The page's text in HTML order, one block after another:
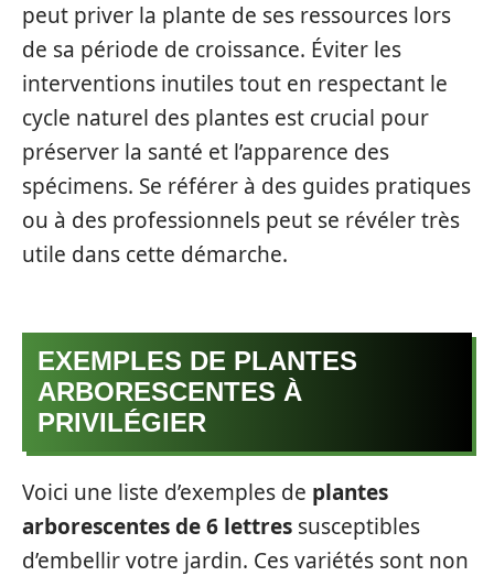
peut priver la plante de ses ressources lors
de sa période de croissance. Éviter les
interventions inutiles tout en respectant le
cycle naturel des plantes est crucial pour
préserver la santé et l’apparence des
spécimens. Se référer à des guides pratiques
ou à des professionnels peut se révéler très
utile dans cette démarche.
EXEMPLES DE PLANTES
ARBORESCENTES À
PRIVILÉGIER
Voici une liste d’exemples de plantes
arborescentes de 6 lettres susceptibles
d’embellir votre jardin. Ces variétés sont non